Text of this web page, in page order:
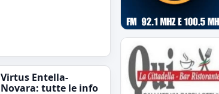
Virtus Entella-
Novara: tutte le info
Risoluzione
contrattuale con
Alberti
Acquisti/Cessioni
"Sessione Estiva
2026/2027"
tutte le operazioni degli